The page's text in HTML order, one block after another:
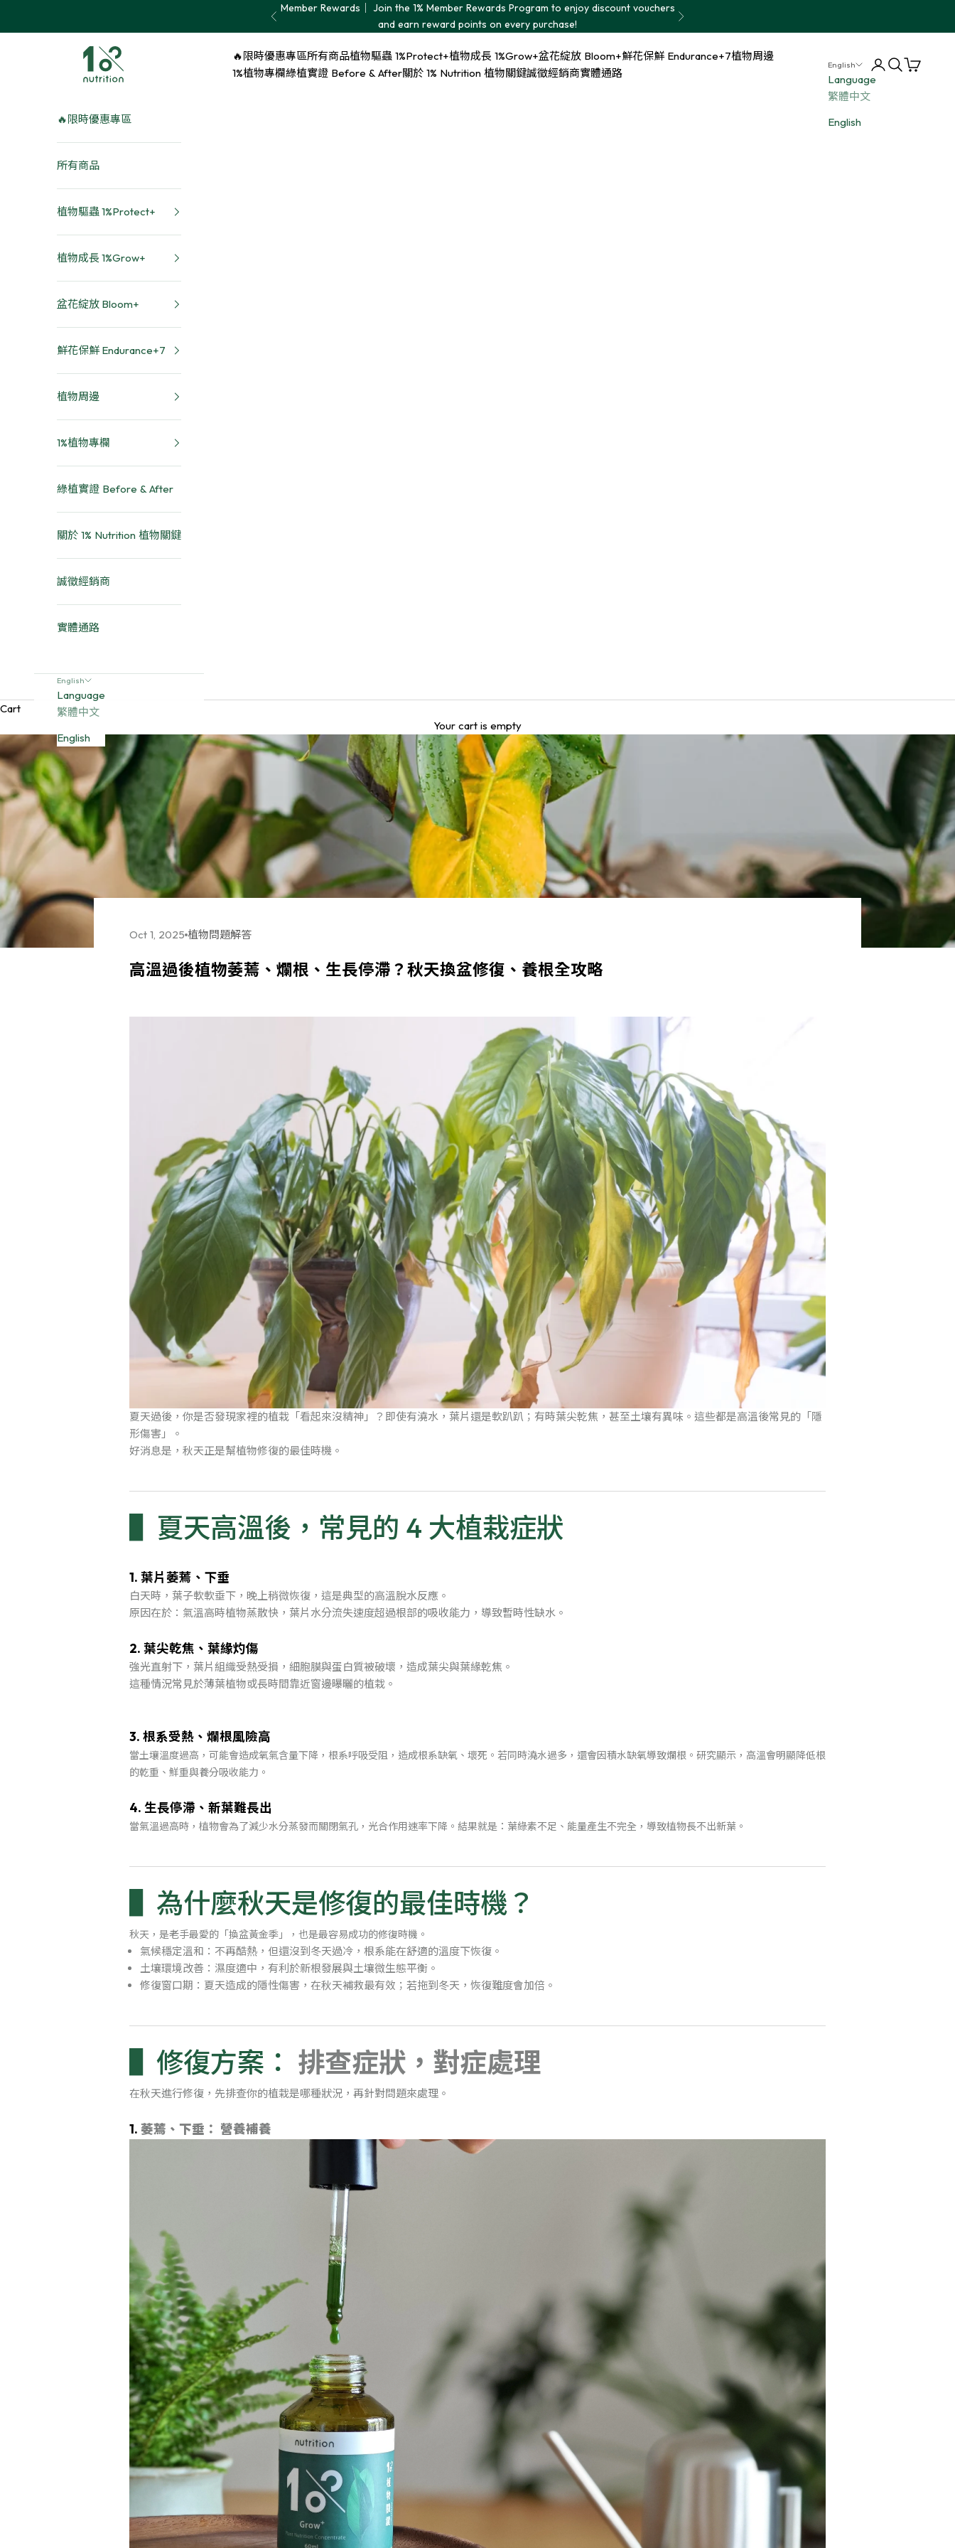
Previous
Member Rewards｜ Join the 1% Member Rewards Program to enjoy discount vouchers
and earn reward points on every purchase!
Next
1% nutrition植物關鍵 🔥限時優惠專區所有商品植物驅蟲 1%Protect+植物成長 1%Grow+盆花綻放 Bloom+鮮花保鮮 Endurance+7植物周邊
1%植物專欄綠植實證 Before & After關於 1% Nutrition 植物關鍵誠徵經銷商實體通路
English
Language
繁體中文
English
LoginSearch
Cart
🔥限時優惠專區
所有商品
植物驅蟲 1%Protect+
植物成長 1%Grow+
盆花綻放 Bloom+
鮮花保鮮 Endurance+7
植物周邊
1%植物專欄
綠植實證 Before & After
關於 1% Nutrition 植物關鍵
誠徵經銷商
實體通路
English
Language
繁體中文
English
Cart
Your cart is empty
Oct 1, 2025 植物問題解答
高溫過後植物萎蔫、爛根、生長停滯？秋天換盆修復、養根全攻略
夏天過後，你是否發現家裡的植栽「看起來沒精神」？即使有澆水，葉片還是軟趴趴；有時葉尖乾焦，甚至土壤有異味。這些都是高溫後常見的「隱
形傷害」。
好消息是，秋天正是幫植物修復的最佳時機。
夏天高溫後，常見的 4 大植栽症狀
1. 葉片萎蔫、下垂
白天時，葉子軟軟垂下，晚上稍微恢復，這是典型的高溫脫水反應。
原因在於：氣溫高時植物蒸散快，葉片水分流失速度超過根部的吸收能力，導致暫時性缺水。
2. 葉尖乾焦、葉緣灼傷
強光直射下，葉片組織受熱受損，細胞膜與蛋白質被破壞，造成葉尖與葉緣乾焦。
這種情況常見於薄葉植物或長時間靠近窗邊曝曬的植栽。
3. 根系受熱、爛根風險高
當土壤溫度過高，可能會造成氧氣含量下降，根系呼吸受阻，造成根系缺氧、壞死。若同時澆水過多，還會因積水缺氧導致爛根。研究顯示，高溫會明顯降低根
的乾重、鮮重與養分吸收能力。
4. 生長停滯、新葉難長出
當氣溫過高時，植物會為了減少水分蒸發而關閉氣孔，光合作用速率下降。結果就是：葉綠素不足、能量產生不完全，導致植物長不出新葉。
為什麼秋天是修復的最佳時機？
秋天，是老手最愛的「換盆黃金季」，也是最容易成功的修復時機。
氣候穩定溫和：不再酷熱，但還沒到冬天過冷，根系能在舒適的溫度下恢復。
土壤環境改善：濕度適中，有利於新根發展與土壤微生態平衡。
修復窗口期：夏天造成的隱性傷害，在秋天補救最有效；若拖到冬天，恢復難度會加倍。
修復方案： 排查症狀，對症處理
在秋天進行修復，先排查你的植栽是哪種狀況，再針對問題來處理。
1. 萎蔫、下垂： 營養補養